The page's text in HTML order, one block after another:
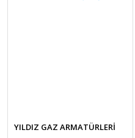
YILDIZ GAZ ARMATÜRLERİ